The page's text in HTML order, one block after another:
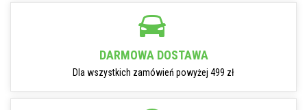
DARMOWA DOSTAWA
Dla wszystkich zamówień powyżej 499 zł